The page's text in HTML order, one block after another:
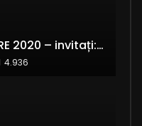
ALEGERI PARLAMENTARE 2020 – invitați: Ionela Florea și Emanuel Valentin Crișan – RE:Start România
4.936